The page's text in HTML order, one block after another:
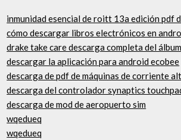
inmunidad esencial de roitt 13a edición pdf
cómo descargar libros electrónicos en
drake take care descarga completa del
descargar la aplicación para android ecobee
descarga de pdf de máquinas de corriente
descarga del controlador synaptics
descarga de mod de aeropuerto sim
wqedueq
wqedueq